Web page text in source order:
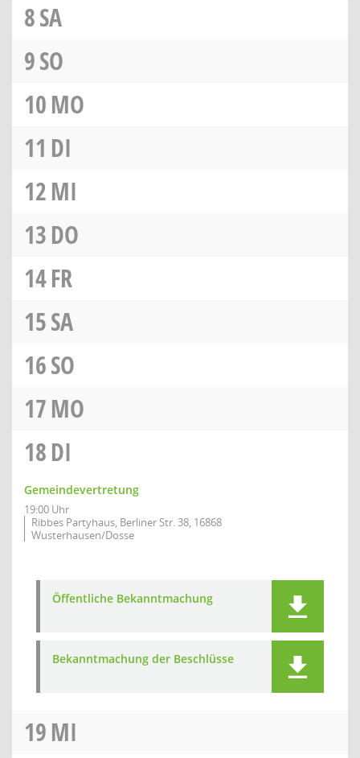
8SA
9SO
10MO
11 DI
12MI
13DO
14FR
15SA
16SO
17MO
18DI
Gemeindevertretung
19:00 Uhr
Ribbes Partyhaus, Berliner Str. 38, 16868
Wusterhausen/Dosse
Öffentliche Bekanntmachung
Bekanntmachung der Beschlüsse
19MI